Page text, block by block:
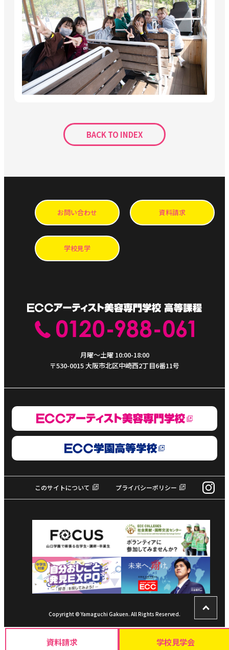
BACK TO INDEX
お問い合わせ 資料請求
学校見学
月曜～土曜 10:00-18:00
〒530-0015 大阪市北区中崎西2丁目6番11号
このサイトについて プライバシーポリシー
Copyright © Yamaguchi Gakuen. All Rights Reserved.
資料請求 学校見学会